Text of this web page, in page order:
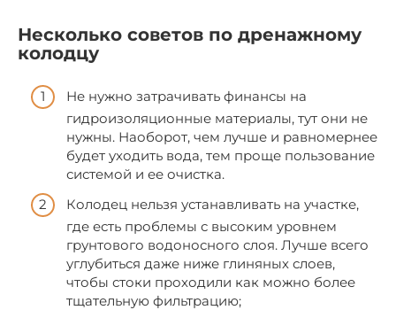
Несколько советов по дренажному
колодцу
Не нужно затрачивать финансы на
гидроизоляционные материалы, тут они не
нужны. Наоборот, чем лучше и равномернее
будет уходить вода, тем проще пользование
системой и ее очистка.
Колодец нельзя устанавливать на участке,
где есть проблемы с высоким уровнем
грунтового водоносного слоя. Лучше всего
углубиться даже ниже глиняных слоев,
чтобы стоки проходили как можно более
тщательную фильтрацию;